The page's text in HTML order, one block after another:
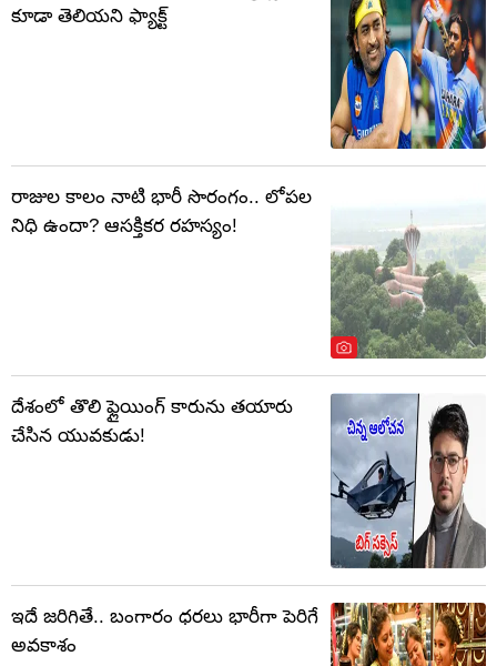
కూడా తెలియని ఫ్యాక్ట్
రాజుల కాలం నాటి భారీ సొరంగం.. లోపల
నిధి ఉందా? ఆసక్తికర రహస్యం!
దేశంలో తొలి ఫ్లైయింగ్‌ కారును తయారు
చేసిన యువకుడు!
ఇదే జరిగితే.. బంగారం ధరలు భారీగా పెరిగే
అవకాశం